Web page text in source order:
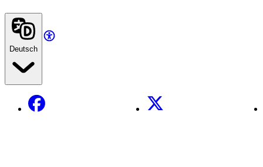
Deutsch
Facebook X